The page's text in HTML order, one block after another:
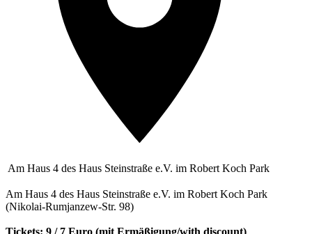
Am Haus 4 des Haus Steinstraße e.V. im Robert Koch Park
Am Haus 4 des Haus Steinstraße e.V. im Robert Koch Park
(Nikolai-Rumjanzew-Str. 98)
Tickets: 9 / 7 Euro (mit Ermäßigung/with discount)